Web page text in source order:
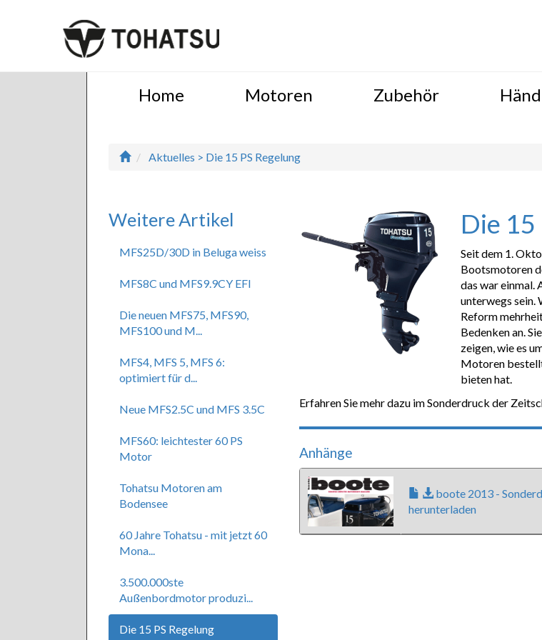
Home Motoren Zubehör
Aktuelles > Die 15 PS Regelung
Weitere Artikel
MFS25D/30D in Beluga weiss
MFS8C und MFS9.9CY EFI
Die neuen MFS75, MFS90,
MFS100 und M...
MFS4, MFS 5, MFS 6:
optimiert für d...
Neue MFS2.5C und MFS 3.5C
MFS60: leichtester 60 PS
Motor
Tohatsu Motoren am
Bodensee
60 Jahre Tohatsu - mit jetzt 60
Mona...
3.500.000ste
Außenbordmotor produzi...
Die 15 PS Regelung
Die 15
Seit dem 1.
Bootsmotoren
das war einmal.
unterwegs sein.
Reform
Bedenken an.
zeigen, wie es
Motoren
bieten hat.
Erfahren Sie mehr dazu im Sonderdruck der
Anhänge
boote 2013 -
herunterladen